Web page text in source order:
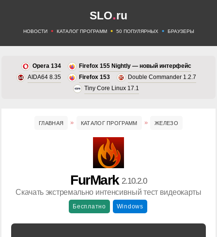
SLO.ru
НОВОСТИ • КАТАЛОГ ПРОГРАММ • 50 ПОПУЛЯРНЫХ • БРАУЗЕРЫ
Opera 134
Firefox 155 Nightly — новый интерфейс
AIDA64 8.35
Firefox 153
Double Commander 1.2.7
Tiny Core Linux 17.1
ГЛАВНАЯ КАТАЛОГ ПРОГРАММ ЖЕЛЕЗО
FurMark 2.10.2.0
Скачать экстремально интенсивный тест видеокарты
Бесплатно Windows